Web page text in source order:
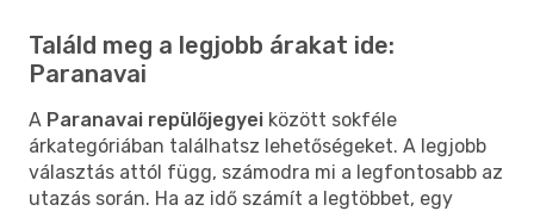
Találd meg a legjobb árakat ide:
Paranavai
A Paranavai repülőjegyei között sokféle
árkategóriában találhatsz lehetőségeket. A legjobb
választás attól függ, számodra mi a legfontosabb az
utazás során. Ha az idő számít a legtöbbet, egy